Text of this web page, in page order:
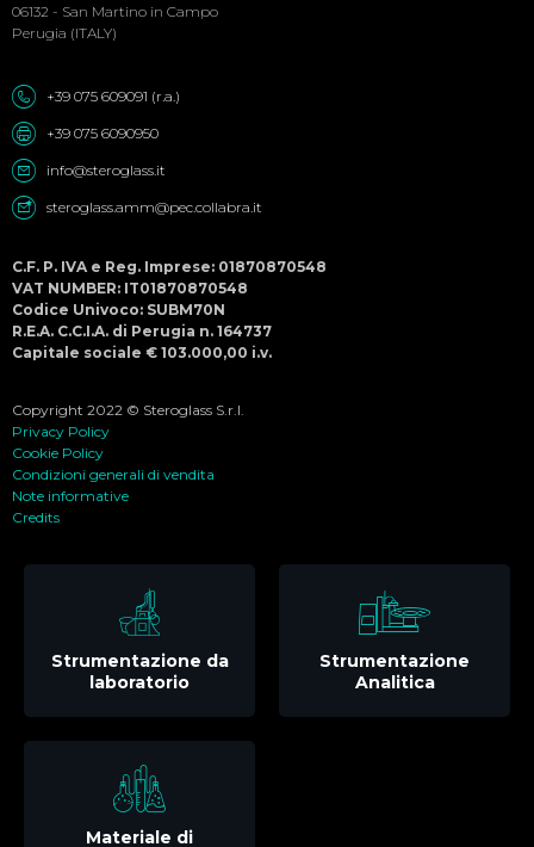
06132 - San Martino in Campo
Perugia (ITALY)
+39 075 609091 (r.a.)
+39 075 6090950
info@steroglass.it
steroglass.amm@pec.collabra.it
C.F. P. IVA e Reg. Imprese: 01870870548
VAT NUMBER: IT01870870548
Codice Univoco: SUBM70N
R.E.A. C.C.I.A. di Perugia n. 164737
Capitale sociale € 103.000,00 i.v.
Copyright 2022 © Steroglass S.r.l.
Privacy Policy
Cookie Policy
Condizioni generali di vendita
Note informative
Credits
Strumentazione da
laboratorio
Strumentazione
Analitica
Materiale di